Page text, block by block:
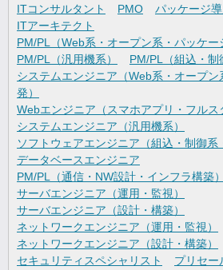
ITコンサルタント PMO
パッケージ
ITアーキテクト
PM/PL（Web系・オープン系・パッケー
PM/PL（汎用機系）
PM/PL（組込・制
システムエンジニア（Web系・オープン
発）
Webエンジニア（スマホアプリ・フルス
システムエンジニア（汎用機系）
ソフトウェアエンジニア（組込・制御系
データベースエンジニア
PM/PL（通信・NW設計・インフラ構築）
サーバエンジニア（運用・監視）
サーバエンジニア（設計・構築）
ネットワークエンジニア（運用・監視）
ネットワークエンジニア（設計・構築）
セキュリティスペシャリスト
プリセー